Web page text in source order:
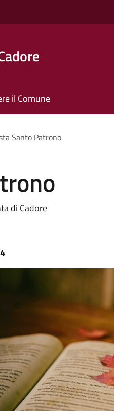
il Comune
Santo Patrono
di Cadore